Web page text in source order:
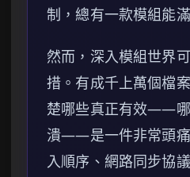
制，總有一款模組能
然而，深入模組世界
措。有成千上萬個檔
楚哪些真正有效——
潰——是一件非常頭
入順序、網路同步協